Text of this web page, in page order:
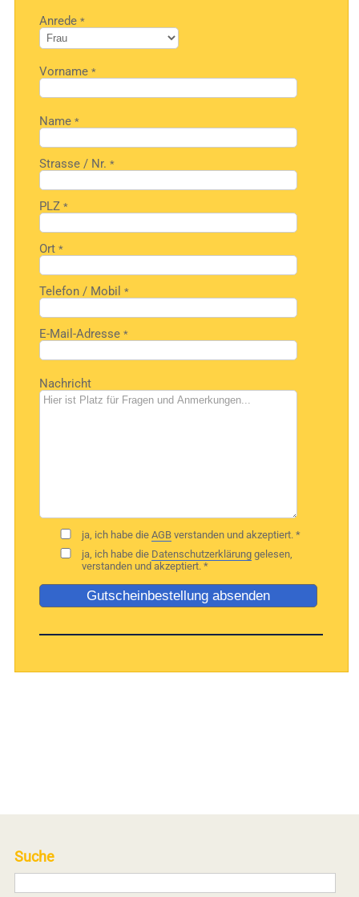
Bitte
lasse
dieses
Feld
Anrede*
Vorname*
Bitte
lasse
Feld
leer.
Name*
Strasse / Nr.*
PLZ*
Ort*
Telefon / Mobil*
E-Mail-Adresse*
Bitte
lasse
dieses
Nachricht
ja, ich habe dieAGB verstanden und akzeptiert. *
ja, ich habe die Datenschutzerklärung gelesen,
verstanden und akzeptiert. *
Suche